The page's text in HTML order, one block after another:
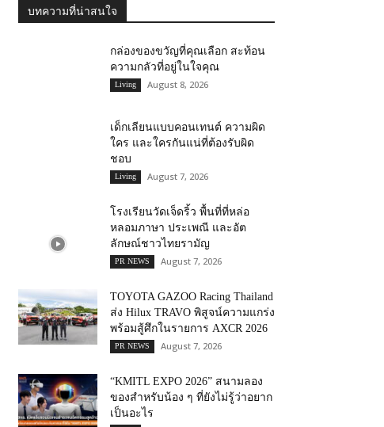
บทความที่น่าสนใจ
กล่องของขวัญที่คุณเลือก สะท้อน
ความกลัวที่อยู่ในใจคุณ
Living August 8, 2026
เด็กเลียนแบบคอนเทนต์ ความผิด
ใคร และใครกันแน่ที่ต้องรับผิด
ชอบ
Living August 7, 2026
โรงเรียนวัดเจ็ดริ้ว พื้นที่ที่หล่อ
หลอมภาษา ประเพณี และอัต
ลักษณ์ชาวไทยรามัญ
PR NEWS August 7, 2026
TOYOTA GAZOO Racing Thailand
ส่ง Hilux TRAVO พิสูจน์ความแกร่ง
พร้อมสู้ศึกในรายการ AXCR 2026
PR NEWS August 7, 2026
“KMITL EXPO 2026” สนามลอง
ของสำหรับน้อง ๆ ที่ยังไม่รู้ว่าอยาก
เป็นอะไร